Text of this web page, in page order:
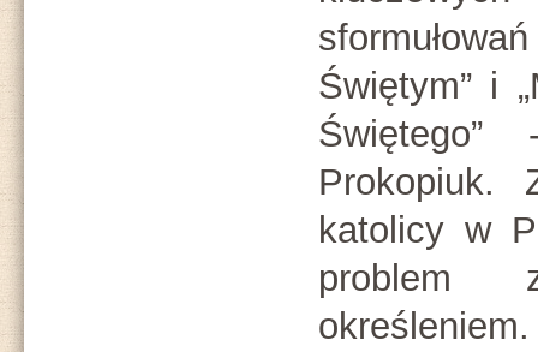
Świętym” i
Prokopiuk.
katolicy w
problem